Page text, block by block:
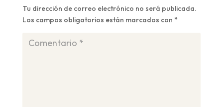
Tu dirección de correo electrónico no será publicada.
Los campos obligatorios están marcados con *